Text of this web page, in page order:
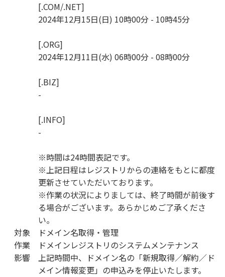
[.COM/.NET]
2024年12月15日(日) 10時00分 - 10時45分
[.ORG]
2024年12月11日(水) 06時00分 - 08時00分
[.BIZ]
-
[.INFO]
-
※時間は24時間表記です。
※上記日程はレジストリからの連絡をもとに都度
更新させていただいております。
※作業の状況によりましては、終了時間が前後す
る場合がございます。あらかじめご了承くださ
い。
対象
ドメイン名取得・管理
作業
ドメインレジストリのシステムメンテナンス
影響
上記時間中、ドメイン名の「新規取得／解約／ド
メイン情報変更」の申込みを停止いたします。